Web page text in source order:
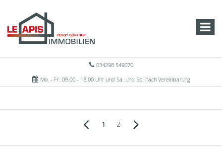
034298 549070
Mo. - Fr. 09.00 - 18.00 Uhr und Sa. und So. nach Vereinbarung
1 2